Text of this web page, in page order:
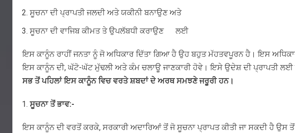
ਸੂਚਨਾ ਦੀ ਪ੍ਰਾਪਤੀ ਜਲਦੀ ਅਤੇ ਯਕੀਨੀ ਬਨਾਉਣ ਅਤੇ
ਸੂਚਨਾ ਦੀ ਵਾਜਿਬ ਕੀਮਤ ਤੇ ਉਪਲੱਬਧੀ ਕਰਾਉਣ ਲਈ
ਇਸ ਕਾਨੂੰਨ ਰਾਹੀਂ ਜਨਤਾ ਨੂੰ ਜੋ ਅਧਿਕਾਰ ਦਿੱਤਾ ਗਿਆ ਹੈ ਉਹ ਬਹੁਤ ਮੱਹਤਵਪੂਰਨ ਹੈ। ਇਸ
ਇਸ ਕਾਨੂੰਨ ਦੀ, ਘੱਟੋ-ਘੱਟ ਮੁੱਢਲੀ ਅਤੇ ਕੰਮ ਚਲਾਊ ਜਾਣਕਾਰੀ ਹੋਵੇ। ਇਸੇ ਉਦੇਸ਼ ਦੀ ਪ੍ਰਾਪਤੀ
ਸਭ ਤੋਂ ਪਹਿਲਾਂ ਇਸ ਕਾਨੂੰਨ ਵਿਚ ਵਰਤੇ ਸ਼ਬਦਾਂ ਦੇ ਅਰਥ ਸਮਝਣੇ ਜਰੂਰੀ ਹਨ।
ਸੂਚਨਾ ਤੋਂ ਭਾਵ:-
ਇਸ ਕਾਨੂੰਨ ਦੀ ਵਰਤੋਂ ਕਰਕੇ, ਸਰਕਾਰੀ ਅਦਾਰਿਆਂ ਤੋਂ ਜੋ ਸੂਚਨਾ ਪ੍ਰਾਪਤ ਕੀਤੀ ਜਾ ਸਕਦੀ ਹੈ